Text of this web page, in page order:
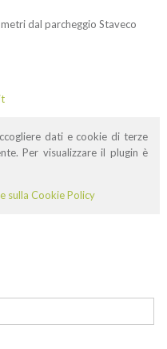
dal parcheggio Staveco
dati e cookie di terze
Per visualizzare il plugin è
sulla Cookie Policy